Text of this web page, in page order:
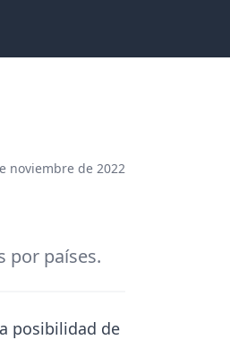
noviembre de 2022
por países.
posibilidad de